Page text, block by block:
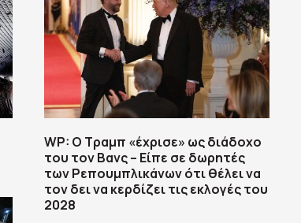
WP: Ο Τραμπ «έχρισε» ως διάδοχο
του τον Βανς – Είπε σε δωρητές
των Ρεπουμπλικάνων ότι θέλει να
τον δει να κερδίζει τις εκλογές του
2028